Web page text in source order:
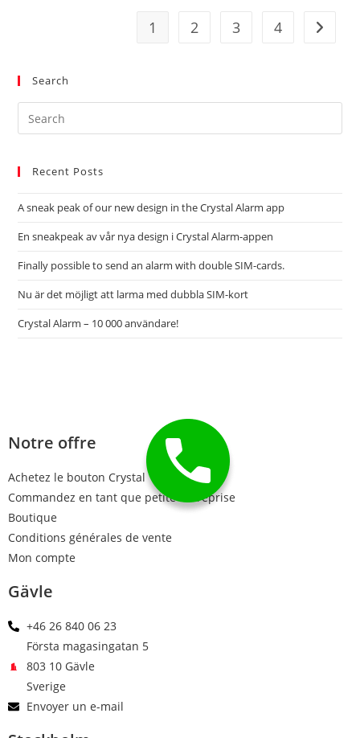
1 2 3 4
Search
Recent Posts
A sneak peak of our new design in the Crystal Alarm app
En sneakpeak av vår nya design i Crystal Alarm-appen
Finally possible to send an alarm with double SIM-cards.
Nu är det möjligt att larma med dubbla SIM-kort
Crystal Alarm – 10 000 användare!
Notre offre
Achetez le bouton Crystal
Commandez en tant que petite entreprise
Boutique
Conditions générales de vente
Mon compte
Gävle
+46 26 840 06 23
Första magasingatan 5
803 10 Gävle
Sverige
Envoyer un e-mail